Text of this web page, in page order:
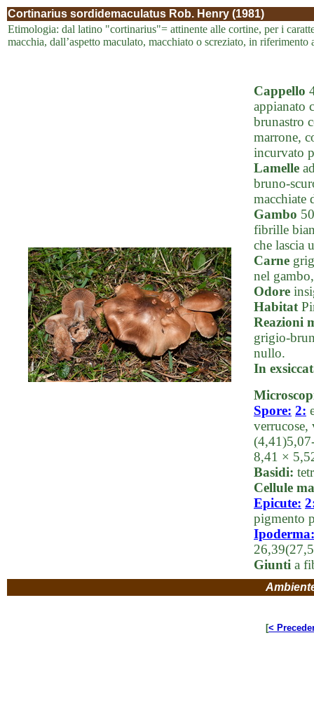
Cortinarius sordidemaculatus Rob. Henry (1981)
Etimologia: dal latino "cortinarius"= attinente alle cortine, per i
macchia, dall’aspetto maculato, macchiato o screziato, in
Cappello
appianato
brunastro
marrone,
incurvato
Lamelle
bruno-
macchiate
Gambo
fibrille
che lascia
Carne
nel
Odore
Habitat
Reazioni
grigio-
nullo.
In
Spore: 2:
verrucose,
8,41 ×
Basidi:
Cellule
Epicute:
pigmento
Ipoderma:
Giunti a
[<